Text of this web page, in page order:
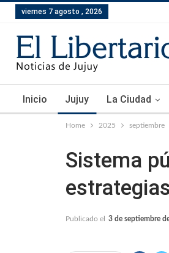
viernes 7 agosto , 2026
Inicio Jujuy La Ciudad
Home 2025 septiembre
Sistema
Publicado el 3 de septiembre